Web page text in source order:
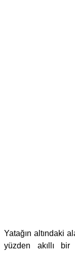
Yatağın altındaki
yüzden akıllı